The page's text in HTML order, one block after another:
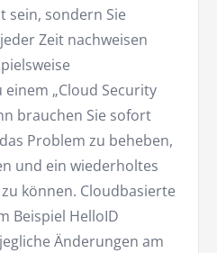
sein, sondern Sie
Zeit nachweisen
„Cloud Security
brauchen Sie sofort
Problem zu beheben,
und ein wiederholtes
können. Cloudbasierte
Beispiel HelloID
Änderungen am